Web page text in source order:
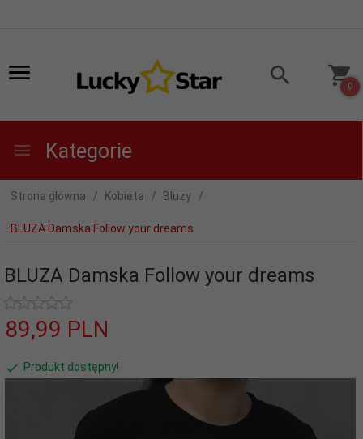
0
Kategorie
Strona główna Kobieta Bluzy
BLUZA Damska Follow your dreams
BLUZA Damska Follow your dreams
89,99 PLN
Produkt dostępny!